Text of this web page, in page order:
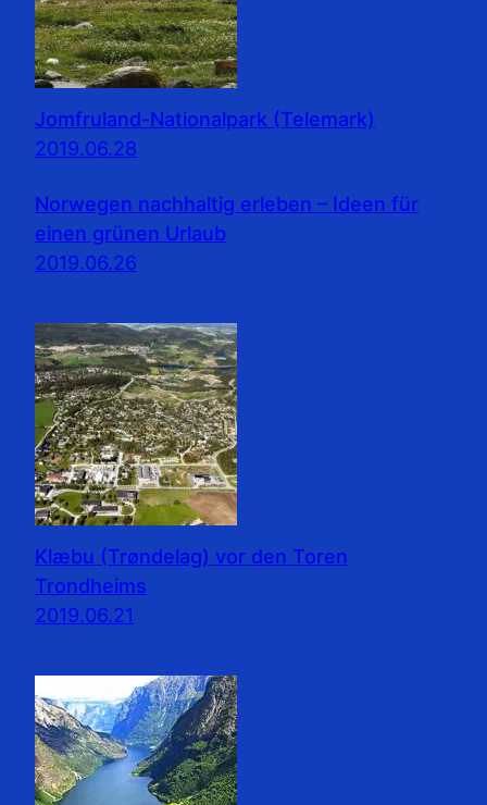
Jomfruland-Nationalpark (Telemark)
2019.06.28
Norwegen nachhaltig erleben – Ideen für
einen grünen Urlaub
2019.06.26
Klæbu (Trøndelag) vor den Toren
Trondheims
2019.06.21